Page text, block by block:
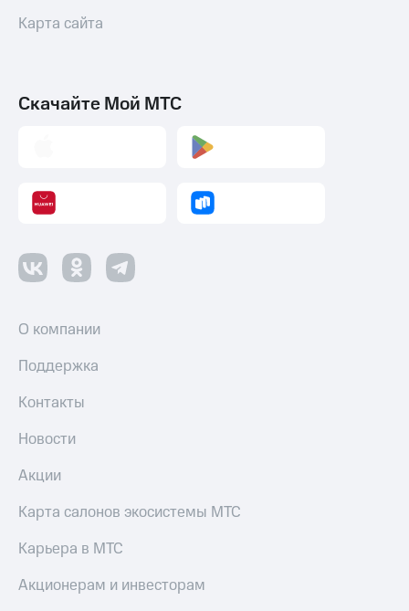
Карта сайта
Скачайте Мой МТС
О компании
Поддержка
Контакты
Новости
Акции
Карта салонов экосистемы МТС
Карьера в МТС
Акционерам и инвесторам